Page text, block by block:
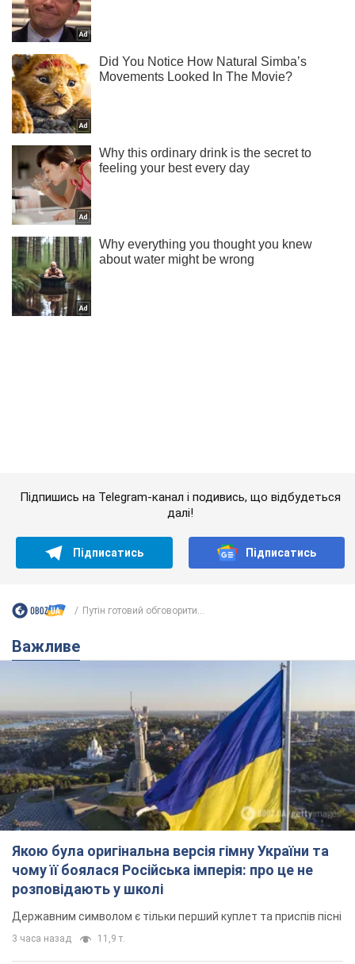
Важливе
Якою була оригінальна версія гімну України та
чому її боялася Російська імперія: про це не
розповідають у школі
Державним символом є тільки перший куплет та приспів пісні
3 часа назад 11,9 т.
Олександру Пономарьову – 53: що
відомо про трьох дітей секс-
символа 90-х та який вигляд вони
мають
За розвитком кар'єри артист не забував про